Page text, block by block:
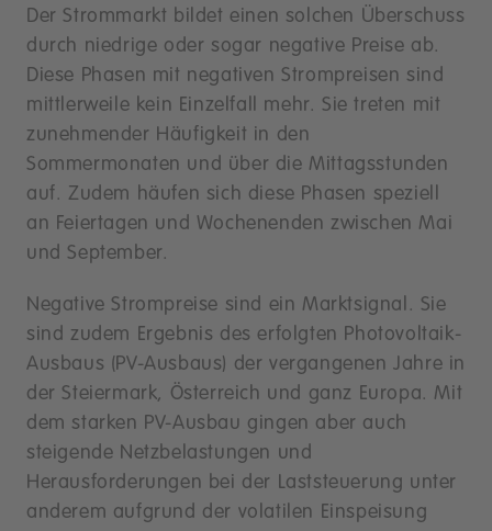
Der Strommarkt bildet einen solchen Überschuss
durch niedrige oder sogar negative Preise ab.
Diese Phasen mit negativen Strompreisen sind
mittlerweile kein Einzelfall mehr. Sie treten mit
zunehmender Häufigkeit in den
Sommermonaten und über die Mittagsstunden
auf. Zudem häufen sich diese Phasen speziell
an Feiertagen und Wochenenden zwischen Mai
und September.
Negative Strompreise sind ein Marktsignal. Sie
sind zudem Ergebnis des erfolgten Photovoltaik-
Ausbaus (PV-Ausbaus) der vergangenen Jahre in
der Steiermark, Österreich und ganz Europa. Mit
dem starken PV-Ausbau gingen aber auch
steigende Netzbelastungen und
Herausforderungen bei der Laststeuerung unter
anderem aufgrund der volatilen Einspeisung